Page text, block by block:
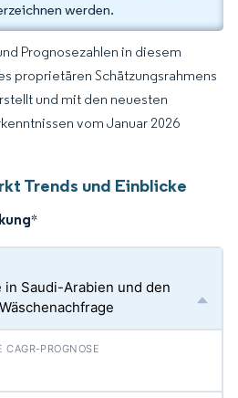
werden.
Prognosezahlen in diesem
proprietären Schätzungsrahmens
und mit den neuesten
vom Januar 2026
Trends und Einblicke
*
Saudi-Arabien und den